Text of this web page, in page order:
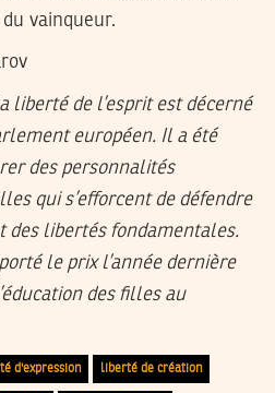
vainqueur.
liberté de l’esprit est décerné
européen. Il a été
des personnalités
qui s’efforcent de défendre
des libertés fondamentales.
le prix l’année dernière
des filles au
d'expression liberté de création